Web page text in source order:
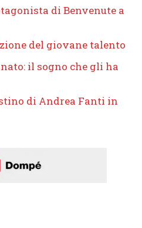
di Benvenute a
del giovane talento
il sogno che gli ha
di Andrea Fanti in